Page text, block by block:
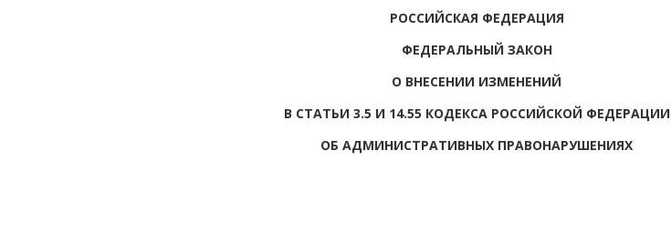
РОССИЙСКАЯ ФЕДЕРАЦИЯ
ФЕДЕРАЛЬНЫЙ ЗАКОН
О ВНЕСЕНИИ ИЗМЕНЕНИЙ
В СТАТЬИ 3.5 И 14.55 КОДЕКСА РОССИЙСКОЙ ФЕДЕРАЦИИ
ОБ АДМИНИСТРАТИВНЫХ ПРАВОНАРУШЕНИЯХ